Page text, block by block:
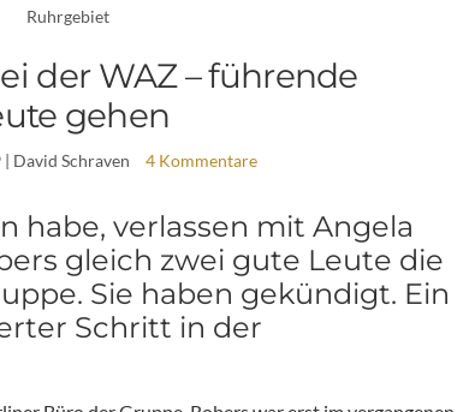
Ruhrgebiet
der WAZ – führende
gehen
| David Schraven 4 Kommentare
habe, verlassen mit Angela
gleich zwei gute Leute die
Sie haben gekündigt. Ein
Schritt in der